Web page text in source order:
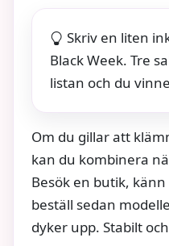
Skriv en liten
Black Week. Tre
listan och du
Om du gillar att
kan du kombinera
Besök en butik,
beställ sedan
dyker upp. Stabilt